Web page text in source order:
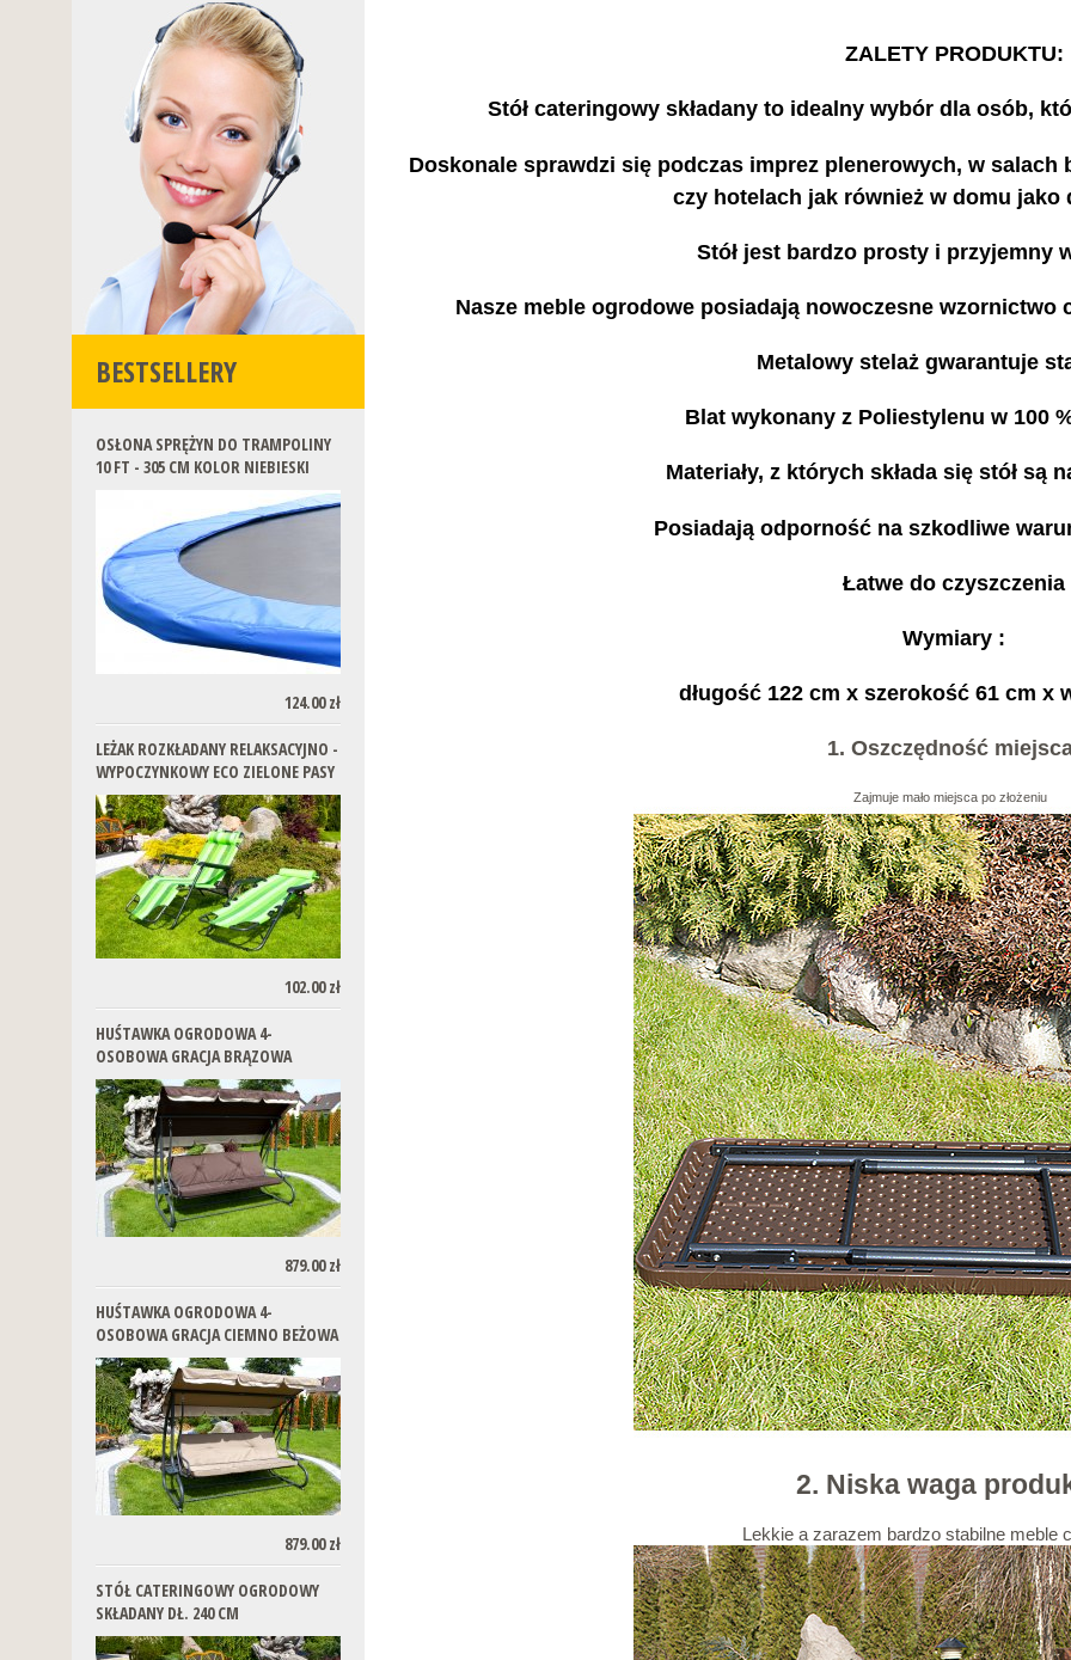
BESTSELLERY
OSŁONA SPRĘŻYN DO TRAMPOLINY
10 FT - 305 CM KOLOR NIEBIESKI
124.00 zł
LEŻAK ROZKŁADANY RELAKSACYJNO -
WYPOCZYNKOWY ECO ZIELONE PASY
102.00 zł
HUŚTAWKA OGRODOWA 4-
OSOBOWA GRACJA BRĄZOWA
879.00 zł
HUŚTAWKA OGRODOWA 4-
OSOBOWA GRACJA CIEMNO BEŻOWA
879.00 zł
STÓŁ CATERINGOWY OGRODOWY
SKŁADANY DŁ. 240 CM
ZALETY PRODUKTU:
Stół cateringowy składany to idealny wybór dla osób,
Doskonale sprawdzi się podczas imprez plenerowych, w
czy hotelach jak również w domu jako
Stół jest bardzo prosty i przyjemny
Nasze meble ogrodowe posiadają nowoczesne wzornictwo
Metalowy stelaż gwarantuje
Blat wykonany z Poliestylenu w 100
Materiały, z których składa się stół są
Posiadają odporność na szkodliwe
Łatwe do czyszczenia
Wymiary :
długość 122 cm x szerokość 61 cm x
1. Oszczędność
Zajmuje mało miejsca po złożeniu
2. Niska waga
Lekkie a zarazem bardzo stabilne meble